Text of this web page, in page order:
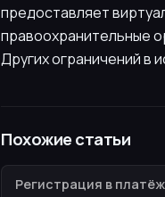
предоставляет
правоохранительные
Других ограничений в
Похожие статьи
Регистрация в